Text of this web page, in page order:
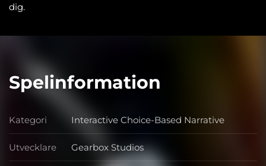
dig.
Spelinformation
Kategori Kategori
Interactive Choice-Based Narrative
Utvecklare Utvecklare
Gearbox Studios